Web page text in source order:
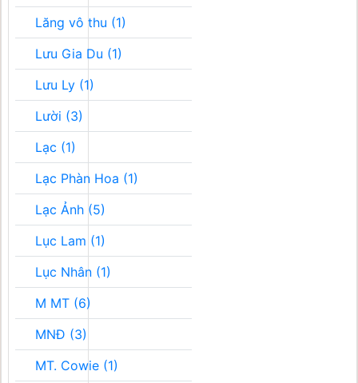
Lăng vô thu (1)
Lưu Gia Du (1)
Lưu Ly (1)
Lười (3)
Lạc (1)
Lạc Phàn Hoa (1)
Lạc Ảnh (5)
Lục Lam (1)
Lục Nhân (1)
M MT (6)
MNĐ (3)
MT. Cowie (1)